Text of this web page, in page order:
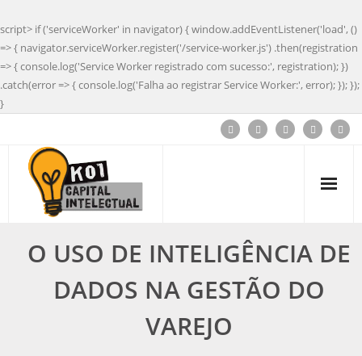
script> if ('serviceWorker' in navigator) { window.addEventListener('load', ()
=> { navigator.serviceWorker.register('/service-worker.js') .then(registration
=> { console.log('Service Worker registrado com sucesso:', registration); })
.catch(error => { console.log('Falha ao registrar Service Worker:', error); }); });
}
O USO DE INTELIGÊNCIA DE
DADOS NA GESTÃO DO
VAREJO